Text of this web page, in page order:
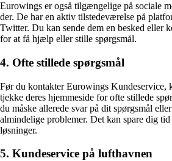
Eurowings er også tilgængelige på sociale
der. De har en aktiv tilstedeværelse på
Twitter. Du kan sende dem en besked eller
for at få hjælp eller stille spørgsmål.
4. Ofte stillede spørgsmål
Før du kontakter Eurowings Kundeservice,
tjekke deres hjemmeside for ofte stillede
du måske allerede svar på dit spørgsmål
almindelige problemer. Det kan spare dig
løsninger.
5. Kundeservice på lufthavnen